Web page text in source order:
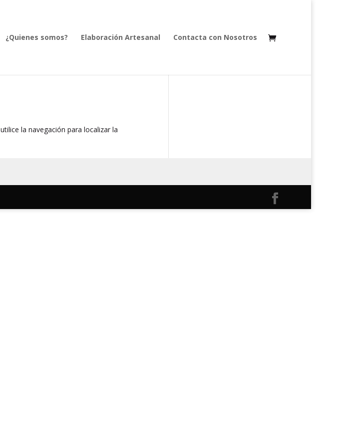
¿Quienes somos? Elaboración Artesanal Contacta con Nosotros
la navegación para localizar la